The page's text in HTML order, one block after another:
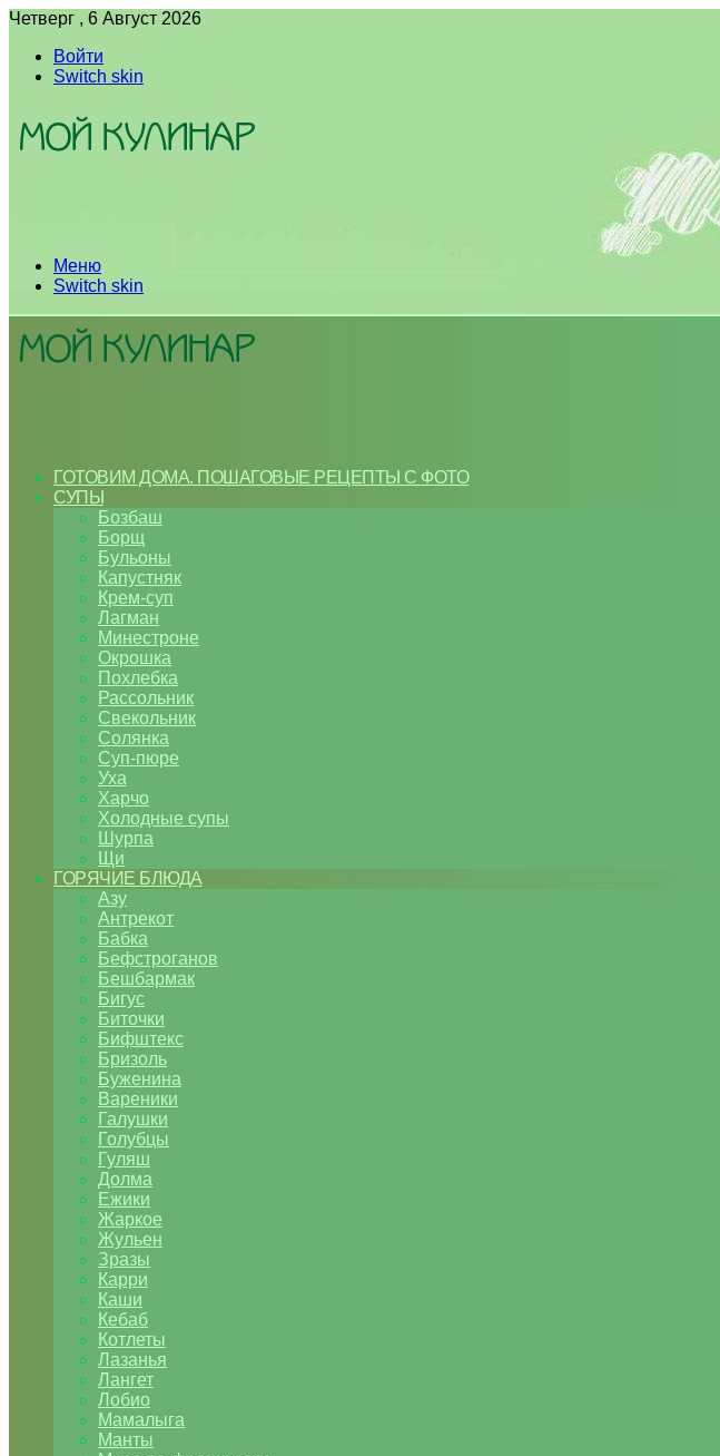
Четверг , 6 Август 2026
Войти
Switch skin
Меню
Switch skin
ГОТОВИМ ДОМА. ПОШАГОВЫЕ РЕЦЕПТЫ С ФОТО
СУПЫ
Бозбаш
Борщ
Бульоны
Капустняк
Крем-суп
Лагман
Минестроне
Окрошка
Похлебка
Рассольник
Свекольник
Солянка
Суп-пюре
Уха
Харчо
Холодные супы
Шурпа
Щи
ГОРЯЧИЕ БЛЮДА
Азу
Антрекот
Бабка
Бефстроганов
Бешбармак
Бигус
Биточки
Бифштекс
Бризоль
Буженина
Вареники
Галушки
Голубцы
Гуляш
Долма
Ежики
Жаркое
Жульен
Зразы
Карри
Каши
Кебаб
Котлеты
Лазанья
Лангет
Лобио
Мамалыга
Манты